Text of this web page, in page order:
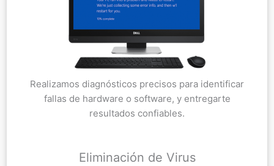
Realizamos diagnósticos precisos para identificar
fallas de hardware o software, y entregarte
resultados confiables.
Eliminación de Virus